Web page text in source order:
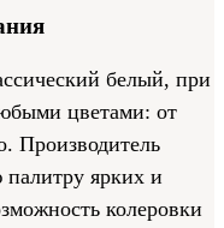
белый, при
цветами: от
Производитель
палитру ярких и
колеровки